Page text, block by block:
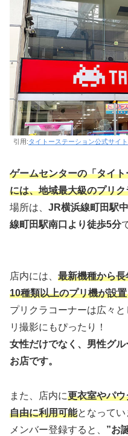
引用:タイトーステーション公式サイト
ゲームセンターの「タイ
には、地域最大級のプリ
場所は、 JR横浜線町田駅
線町田駅南口より徒歩5分
店内には、 最新機種から
10種類以上のプリ機が設
プリクラコーナーは広々
リ撮影にもぴったり！
女性だけでなく、男性グ
お店です。
また、店内に更衣室やパ
自由に利用可能となってい
メンバー登録すると、 ”お